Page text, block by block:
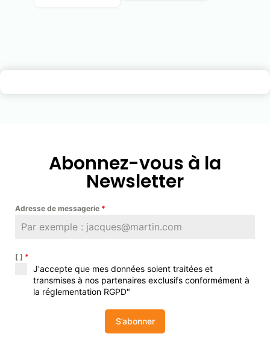
Abonnez-vous à la
Newsletter
Adresse de messagerie *
[ ] *
J'accepte que mes données soient traitées et
transmises à nos partenaires exclusifs conformément à
la réglementation RGPD"
S’abonner